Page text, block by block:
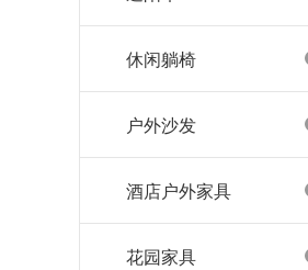
休闲躺椅
户外沙发
酒店户外家具
花园家具